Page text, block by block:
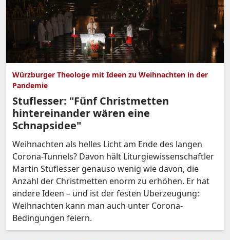
Würzburger Theologe mit Ideen zu Weihnachten in der
Pandemie
Stuflesser: "Fünf Christmetten
hintereinander wären eine
Schnapsidee"
Weihnachten als helles Licht am Ende des langen
Corona-Tunnels? Davon hält Liturgiewissenschaftler
Martin Stuflesser genauso wenig wie davon, die
Anzahl der Christmetten enorm zu erhöhen. Er hat
andere Ideen – und ist der festen Überzeugung:
Weihnachten kann man auch unter Corona-
Bedingungen feiern.